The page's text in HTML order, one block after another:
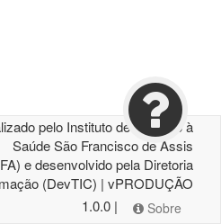
pelo Instituto de Atenção à
Saúde São Francisco de Assis
e desenvolvido pela Diretoria
(DevTIC) | vPRODUÇÃO
1.0.0 |
Sobre